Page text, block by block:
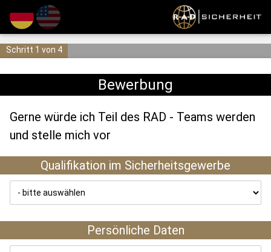
Schritt 1 von 4
Bewerbung
Gerne würde ich Teil des RAD - Teams werden
und stelle mich vor
Qualifikation im Sicherheitsgewerbe
Persönliche Daten